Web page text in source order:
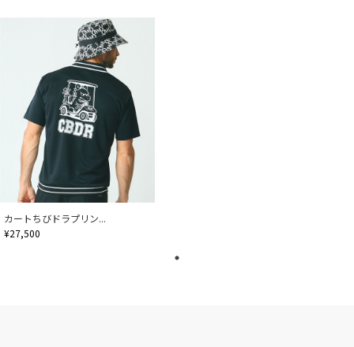
カートちびドラプリン...
¥27,500